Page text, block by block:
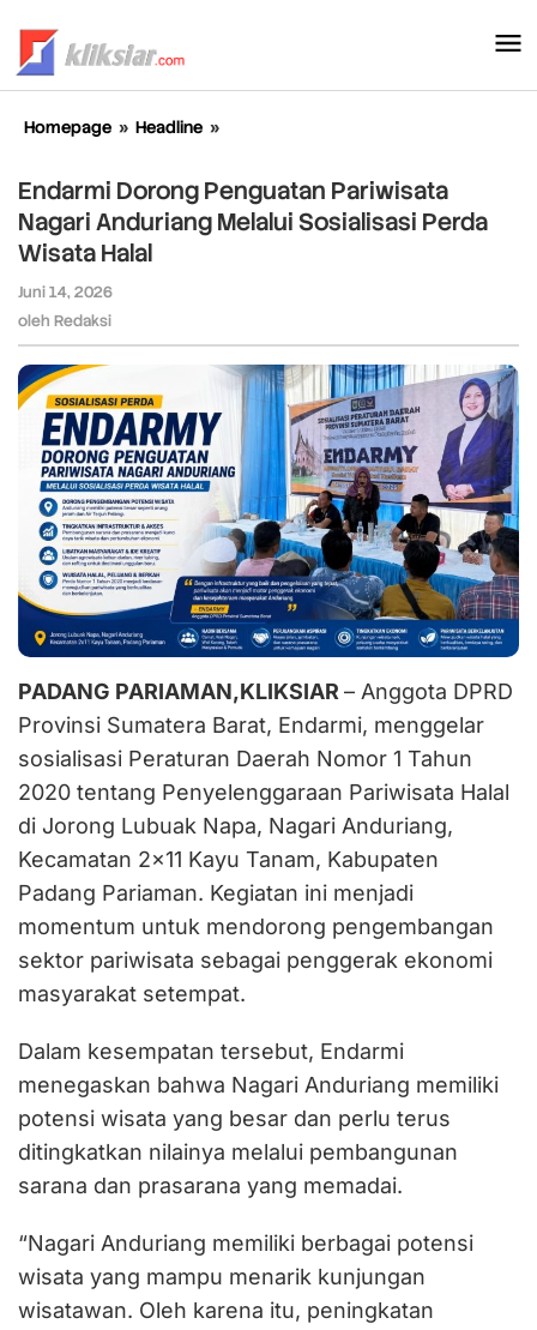
konten
Homepage » Headline »
Penguatan
Pariwisata
Nagari
Wisata
Halal
Endarmi Dorong Penguatan Pariwisata
Nagari Anduriang Melalui Sosialisasi Perda
Wisata Halal
Juni 14, 2026
oleh Redaksi
PADANG PARIAMAN,KLIKSIAR– Anggota DPRD
Provinsi Sumatera Barat, Endarmi, menggelar
sosialisasi Peraturan Daerah Nomor 1 Tahun
2020 tentang Penyelenggaraan Pariwisata Halal
di Jorong Lubuak Napa, Nagari Anduriang,
Kecamatan 2×11 Kayu Tanam, Kabupaten
Padang Pariaman. Kegiatan ini menjadi
momentum untuk mendorong pengembangan
sektor pariwisata sebagai penggerak ekonomi
masyarakat setempat.
Dalam kesempatan tersebut, Endarmi
menegaskan bahwa Nagari Anduriang memiliki
potensi wisata yang besar dan perlu terus
ditingkatkan nilainya melalui pembangunan
sarana dan prasarana yang memadai.
“Nagari Anduriang memiliki berbagai potensi
wisata yang mampu menarik kunjungan
wisatawan. Oleh karena itu, peningkatan